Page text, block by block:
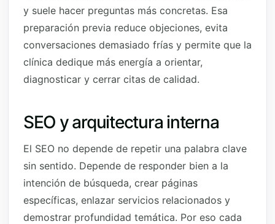
y suele hacer preguntas más concretas. Esa
preparación previa reduce objeciones, evita
conversaciones demasiado frías y permite que la
clínica dedique más energía a orientar,
diagnosticar y cerrar citas de calidad.
SEO y arquitectura interna
El SEO no depende de repetir una palabra clave
sin sentido. Depende de responder bien a la
intención de búsqueda, crear páginas
específicas, enlazar servicios relacionados y
demostrar profundidad temática. Por eso cada